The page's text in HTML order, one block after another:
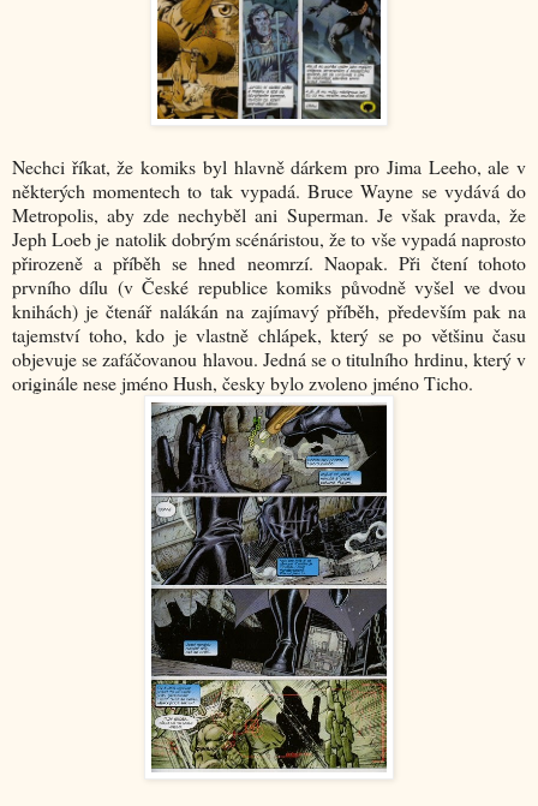
Nechci říkat, že komiks byl hlavně dárkem pro Jima Leeho, ale v
některých momentech to tak vypadá. Bruce Wayne se vydává do
Metropolis, aby zde nechyběl ani Superman. Je však pravda, že
Jeph Loeb je natolik dobrým scénáristou, že to vše vypadá naprosto
přirozeně a příběh se hned neomrzí. Naopak. Při čtení tohoto
prvního dílu (v České republice komiks původně vyšel ve dvou
knihách) je čtenář nalákán na zajímavý příběh, především pak na
tajemství toho, kdo je vlastně chlápek, který se po většinu času
objevuje se zafáčovanou hlavou. Jedná se o titulního hrdinu, který v
originále nese jméno Hush, česky bylo zvoleno jméno Ticho.